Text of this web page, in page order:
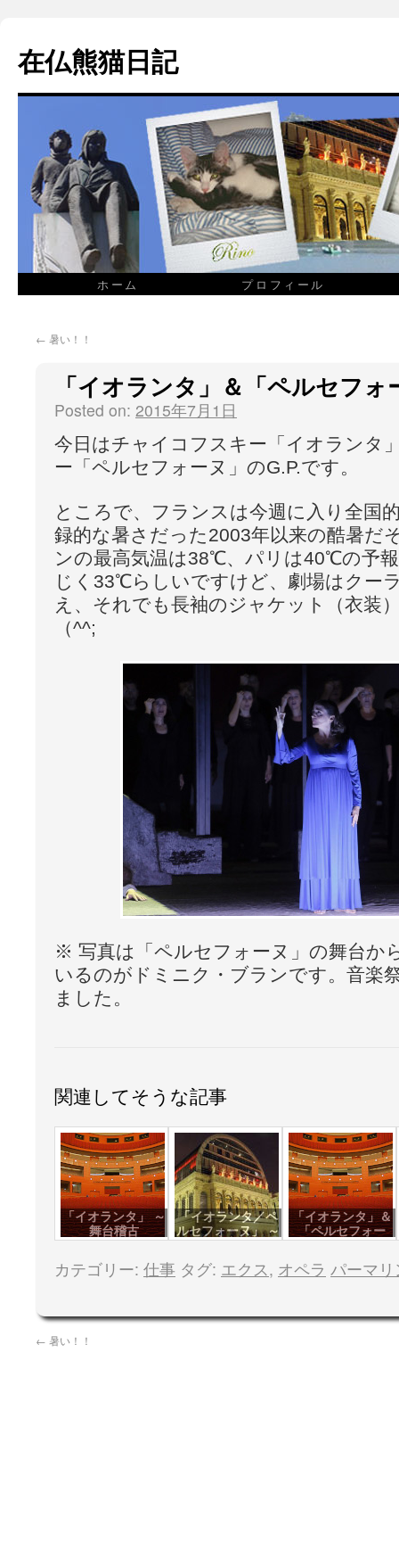
在仏熊猫日記
ホーム プロフィール
← 暑い！！
「イオランタ」＆「ペルセフォ
Posted on: 2015年7月1日
今日はチャイコフスキー「イオランタ
ー「ペルセフォーヌ」のG.P.です。
ところで、フランスは今週に入り全国
録的な暑さだった2003年以来の酷暑だ
ンの最高気温は38℃、パリは40℃の予
じく33℃らしいですけど、劇場はクー
え、それでも長袖のジャケット（衣装
（^^;
※ 写真は「ペルセフォーヌ」の舞台か
いるのがドミニク・ブランです。音楽
ました。
関連してそうな記事
「イオランタ」 ～
舞台稽古
「イオランタ／ペ
ルセフォーヌ」 ～
最終公演
「イオランタ」＆
「ペルセフォー
ヌ」 ～ KHP
カテゴリー: 仕事 タグ: エクス, オペラ パーマリ
← 暑い！！